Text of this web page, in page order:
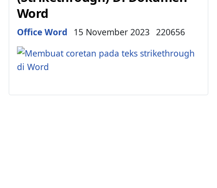
Word
Details
Office Word 15 November 2023 220656